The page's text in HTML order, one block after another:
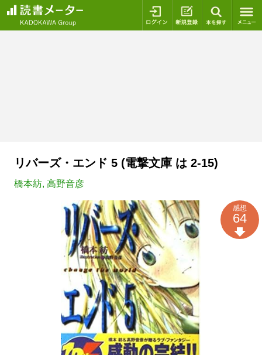
ログイン 新規登録
リバーズ・エンド 5 (電撃文庫 は 2-15)
橋本紡, 高野音彦
感想
64